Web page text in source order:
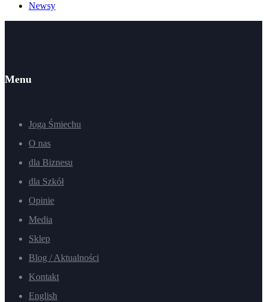
Newsy
Menu
Joga Śmiechu
O nas
dla Biznesu
dla Szkół
Opinie
Media
Sklep
Blog / Aktualności
Kontakt
English